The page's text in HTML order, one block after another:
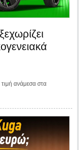
ανάμεσα στα